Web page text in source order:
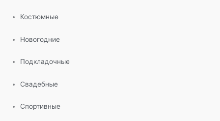
Костюмные
Новогодние
Подкладочные
Свадебные
Спортивные